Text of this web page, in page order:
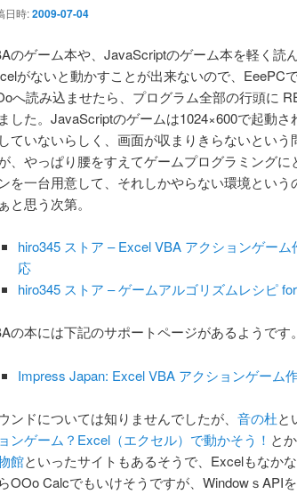
日時:2009-07-04
のゲーム本や、JavaScriptのゲーム本を軽く読
がないと動かすことが出来ないので、EeePC
へ読み込ませたら、プログラム全部の行頭に
した。JavaScriptのゲームは1024×600で起動
ていないらしく、画面が収まりきらないとい
、やっぱり腰をすえてゲームプログラミング
を一台用意して、それしかやらない環境とい
と思う次第。
hiro345 ストア – Excel VBA アクションゲー
応
hiro345 ストア – ゲームアルゴリズムレシピ
の本には下記のサポートページがあるようです。
Impress Japan: Excel VBA アクションゲーム
ンドについては知りませんでしたが、 音の杜と
ンゲーム？Excel（エクセル）で動かそう！ とか
館といったサイトもあるそうで、Excelもなか
OOo Calcでもいけそうですが、WindowｓAPI